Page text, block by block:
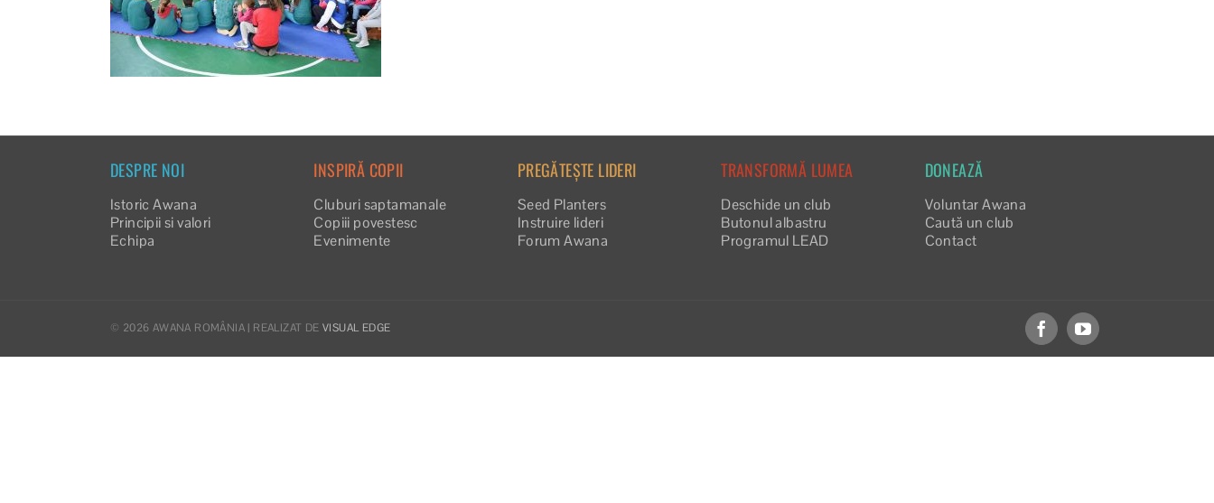
DESPRE NOI
Istoric Awana
Principii si valori
Echipa
INSPIRĂ COPII
Cluburi saptamanale
Copiii povestesc
Evenimente
PREGĂTEȘTE LIDERI
Seed Planters
Instruire lideri
Forum Awana
TRANSFORMĂ LUMEA
Deschide un club
Butonul albastru
Programul LEAD
DONEAZĂ
Voluntar Awana
Caută un club
Contact
© 2026 AWANA ROMÂNIA | REALIZAT DEVISUAL EDGE FacebookYouTube